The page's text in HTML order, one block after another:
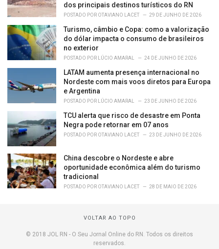
dos principais destinos turísticos do RN
POSTADO POR OTAVIANO LACET 29 DE JUNHO DE 2026
Turismo, câmbio e Copa: como a valorização
do dólar impacta o consumo de brasileiros
no exterior
POSTADO POR LÚCIO AMARAL 24 DE JUNHO DE 2026
LATAM aumenta presença internacional no
Nordeste com mais voos diretos para Europa
e Argentina
POSTADO POR LÚCIO AMARAL 23 DE JUNHO DE 2026
TCU alerta que risco de desastre em Ponta
Negra pode retornar em 07 anos
POSTADO POR OTAVIANO LACET 23 DE JUNHO DE 2026
China descobre o Nordeste e abre
oportunidade econômica além do turismo
tradicional
POSTADO POR OTAVIANO LACET 28 DE MAIO DE 2026
VOLTAR AO TOPO
© 2018 JOL RN - O Seu Jornal Online do RN. Todos os direitos
reservados.